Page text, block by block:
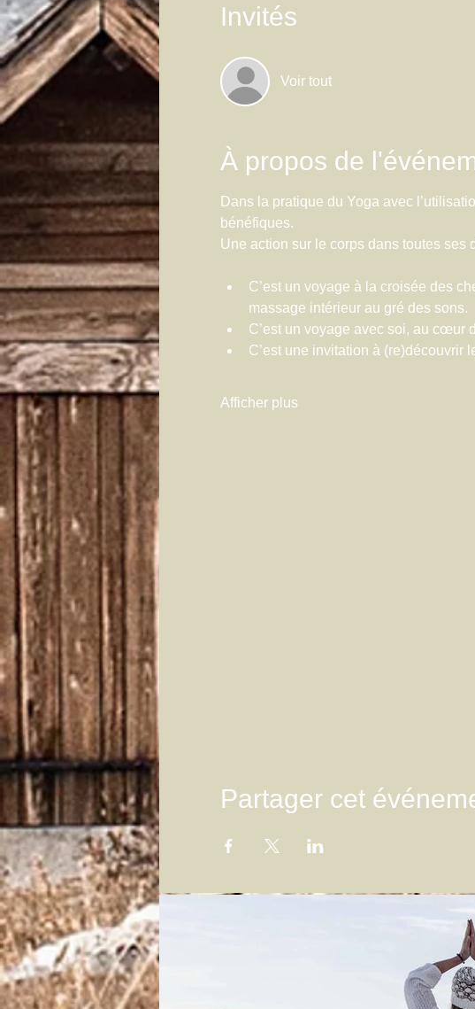
Invités
Voir tout
À propos de
Dans la pratique du Yoga avec
bénéfiques.
Une action sur le corps dans toutes
C’est un voyage à la croisée des
massage intérieur au gré des sons.
C’est un voyage avec soi, au cœur
C’est une invitation à (re)découvrir
Afficher plus
Partager cet